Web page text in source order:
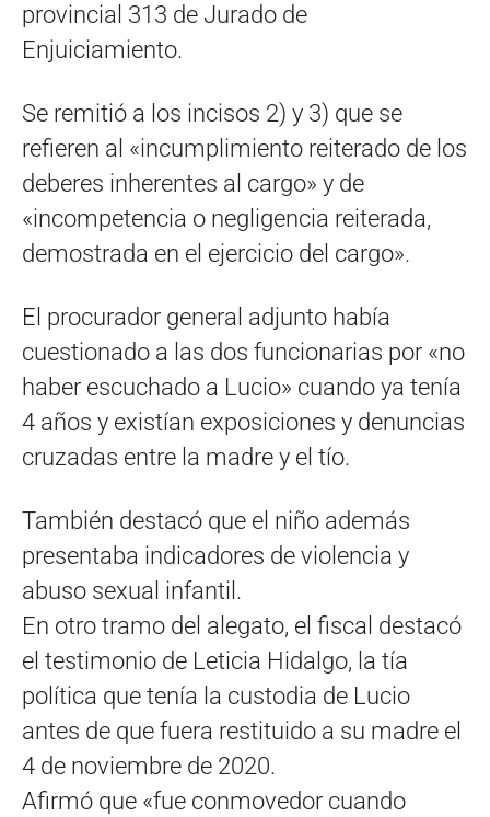
provincial 313 de Jurado de
Enjuiciamiento.
Se remitió a los incisos 2) y 3) que se
refieren al «incumplimiento reiterado de los
deberes inherentes al cargo» y de
«incompetencia o negligencia reiterada,
demostrada en el ejercicio del cargo».
El procurador general adjunto había
cuestionado a las dos funcionarias por «no
haber escuchado a Lucio» cuando ya tenía
4 años y existían exposiciones y denuncias
cruzadas entre la madre y el tío.
También destacó que el niño además
presentaba indicadores de violencia y
abuso sexual infantil.
En otro tramo del alegato, el fiscal destacó
el testimonio de Leticia Hidalgo, la tía
política que tenía la custodia de Lucio
antes de que fuera restituido a su madre el
4 de noviembre de 2020.
Afirmó que «fue conmovedor cuando